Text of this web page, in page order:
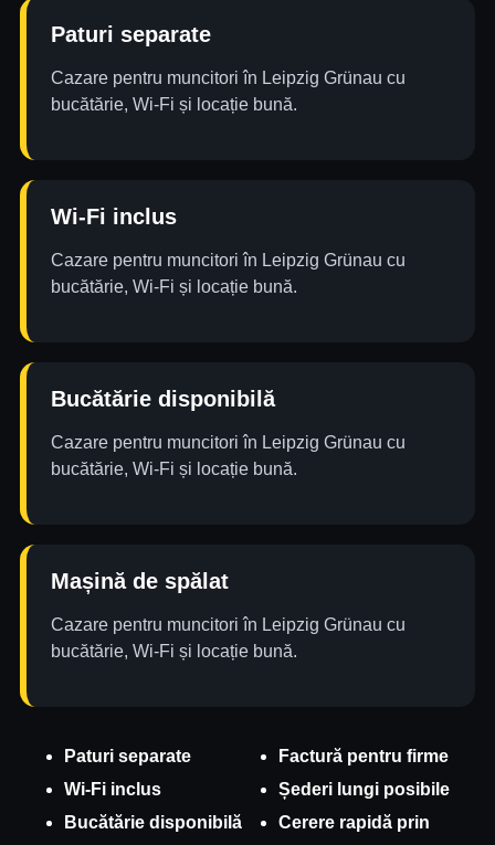
Paturi separate
Cazare pentru muncitori în Leipzig Grünau cu
bucătărie, Wi-Fi și locație bună.
Wi-Fi inclus
Cazare pentru muncitori în Leipzig Grünau cu
bucătărie, Wi-Fi și locație bună.
Bucătărie disponibilă
Cazare pentru muncitori în Leipzig Grünau cu
bucătărie, Wi-Fi și locație bună.
Mașină de spălat
Cazare pentru muncitori în Leipzig Grünau cu
bucătărie, Wi-Fi și locație bună.
Paturi separate
Wi-Fi inclus
Bucătărie disponibilă
Factură pentru firme
Șederi lungi posibile
Cerere rapidă prin